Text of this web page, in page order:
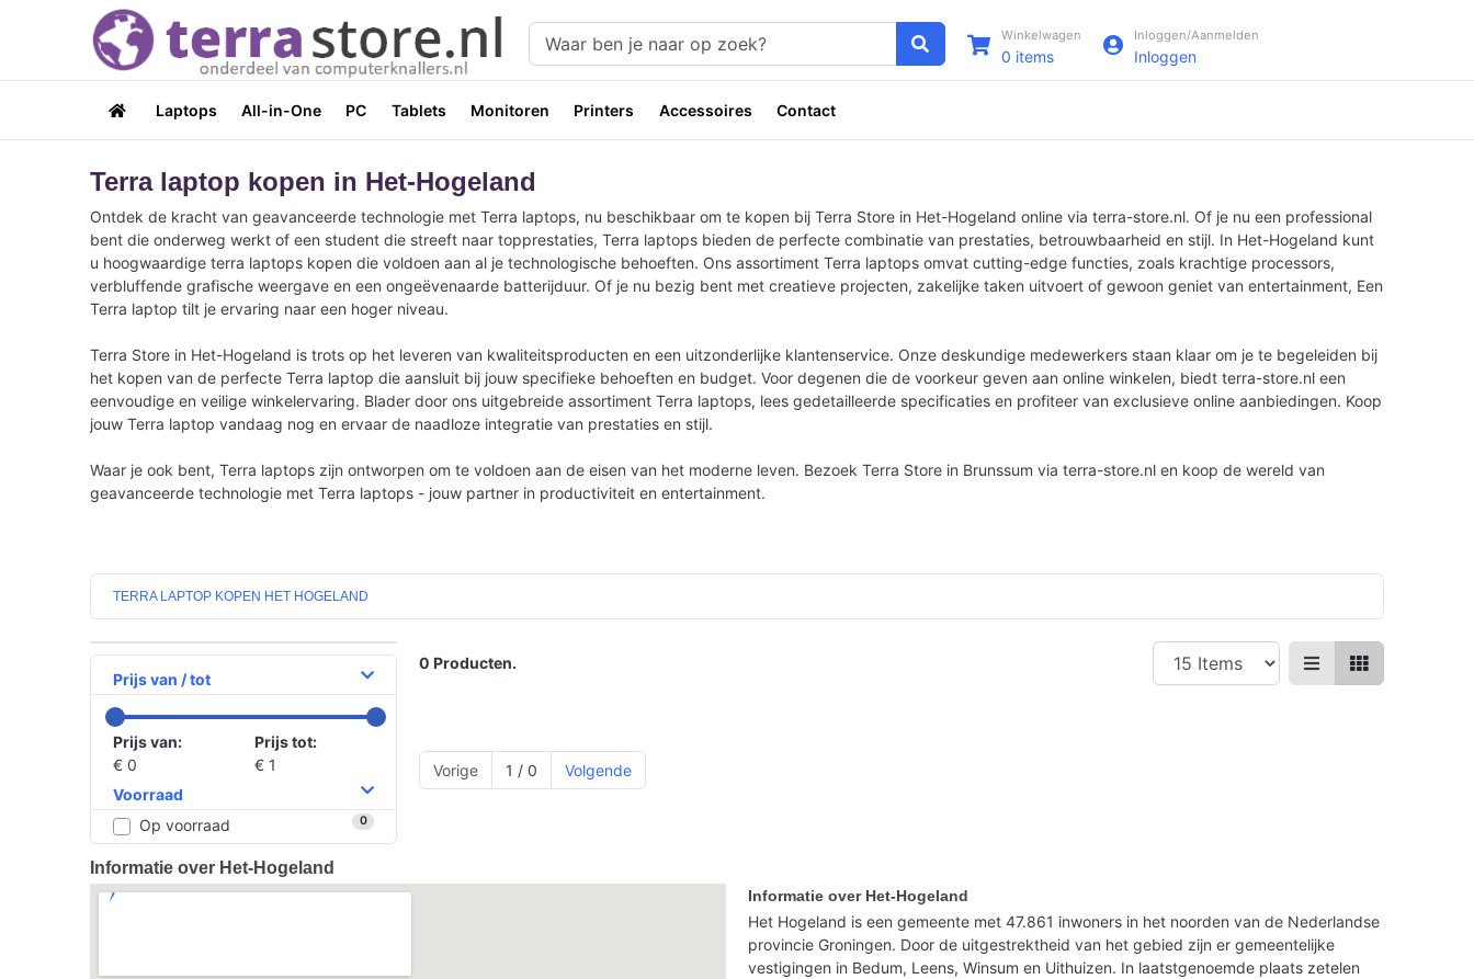
Winkelwagen
0 items
Inloggen/Aanmelden
Inloggen
Laptops All-in-One PC Tablets Monitoren Printers Accessoires Contact
Terra laptop kopen in Het-Hogeland
Ontdek de kracht van geavanceerde technologie met Terra laptops, nu beschikbaar om te kopen bij Terra Store in Het-Hogeland online via terra-store.nl. Of je nu een professional
bent die onderweg werkt of een student die streeft naar topprestaties, Terra laptops bieden de perfecte combinatie van prestaties, betrouwbaarheid en stijl. In Het-Hogeland kunt
u hoogwaardige terra laptops kopen die voldoen aan al je technologische behoeften. Ons assortiment Terra laptops omvat cutting-edge functies, zoals krachtige processors,
verbluffende grafische weergave en een ongeëvenaarde batterijduur. Of je nu bezig bent met creatieve projecten, zakelijke taken uitvoert of gewoon geniet van entertainment, Een
Terra laptop tilt je ervaring naar een hoger niveau.
Terra Store in Het-Hogeland is trots op het leveren van kwaliteitsproducten en een uitzonderlijke klantenservice. Onze deskundige medewerkers staan klaar om je te begeleiden bij
het kopen van de perfecte Terra laptop die aansluit bij jouw specifieke behoeften en budget. Voor degenen die de voorkeur geven aan online winkelen, biedt terra-store.nl een
eenvoudige en veilige winkelervaring. Blader door ons uitgebreide assortiment Terra laptops, lees gedetailleerde specificaties en profiteer van exclusieve online aanbiedingen. Koop
jouw Terra laptop vandaag nog en ervaar de naadloze integratie van prestaties en stijl.
Waar je ook bent, Terra laptops zijn ontworpen om te voldoen aan de eisen van het moderne leven. Bezoek Terra Store in Brunssum via terra-store.nl en koop de wereld van
geavanceerde technologie met Terra laptops - jouw partner in productiviteit en entertainment.
TERRA LAPTOP KOPEN HET HOGELAND
Prijs van / tot
Prijs van:
€ 0
Prijs tot:
€ 1
Voorraad
Op voorraad
0
0 Producten.
Vorige 1 / 0 Volgende
Informatie over Het-Hogeland
Informatie over Het-Hogeland
Het Hogeland is een gemeente met 47.861 inwoners in het noorden van de Nederlandse
provincie Groningen. Door de uitgestrektheid van het gebied zijn er gemeentelijke
vestigingen in Bedum, Leens, Winsum en Uithuizen. In laatstgenoemde plaats zetelen